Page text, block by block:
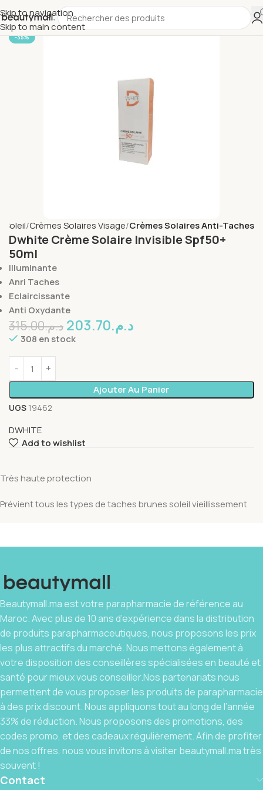
Skip to navigation
Skip to main content
-35%
Soleil Crèmes Solaires Visage Crèmes Solaires Anti-Taches
Dwhite Crème Solaire Invisible Spf50+
50ml
Illuminante
Anri Taches
Eclaircissante
Anti Oxydante
د.م.315.00 د.م.203.70
308 en stock
Ajouter Au Panier
UGS 19462
DWHITE
Add to wishlist
Très haute protection
Prévient tous les types de taches brunes soleil vieillissement
Beautymall.ma est votre parapharmacie de référence au
Maroc. Avec plus de 10 ans d’expérience dans la distribution
de produits parapharmaceutiques, nous proposons les prix
les plus attractifs du marché. Nous mettons également à
votre disposition des conseillères spécialisées en beauté et
santé pour mieux vous conseiller.Nos partenariats nous
permettent de vous proposer les produits de parapharmacie
à des prix discount. Nous appliquons tout au long de l’année
33% de réduction. Nous proposons des promotions, des
codes promo, et des cadeaux régulièrement. Afin de profiter
de nos offres, nous vous invitons à visiter beautymall.ma très
souvent !
Contact